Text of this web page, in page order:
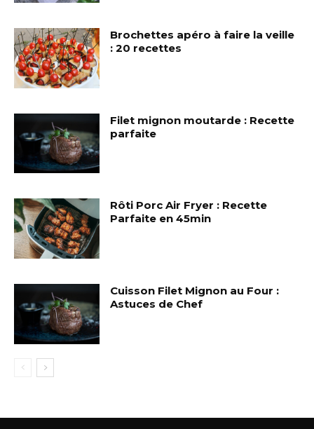
Brochettes apéro à faire la veille
: 20 recettes
Filet mignon moutarde : Recette
parfaite
Rôti Porc Air Fryer : Recette
Parfaite en 45min
Cuisson Filet Mignon au Four :
Astuces de Chef